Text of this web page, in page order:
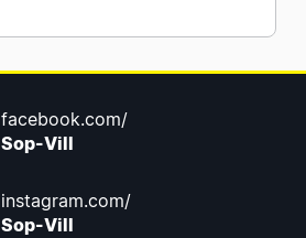
facebook.com/
Sop-Vill
instagram.com/
Sop-Vill